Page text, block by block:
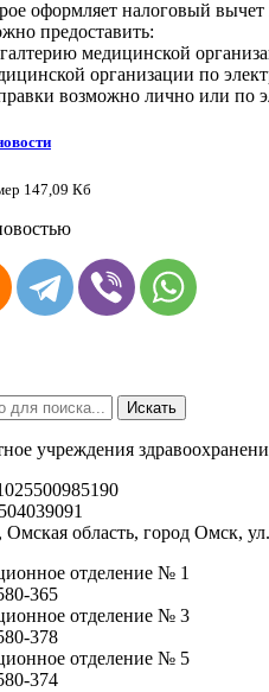
оформляет налоговый
предоставить:
медицинской
организации по
возможно лично или по
147,09 Кб
Искать
учреждения
Омская область, город Омск,
отделение № 1
365
отделение № 3
378
отделение № 5
374